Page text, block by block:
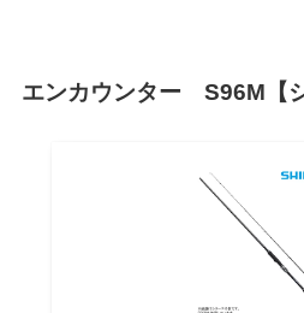
エンカウンター S96M【シ